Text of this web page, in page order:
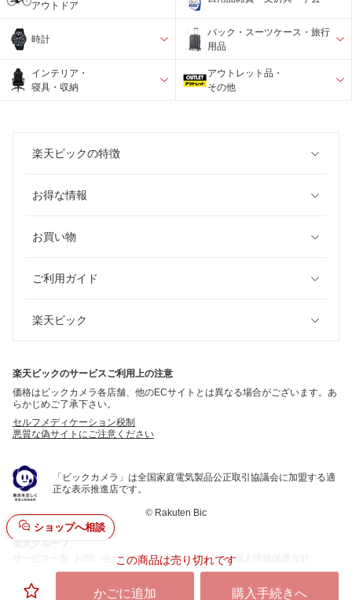
この商品は売り切れです
かごに追加 購入手続きへ
ショップへ相談
アウトドア
時計
バック・スーツケース・旅行
用品
インテリア・
寝具・収納
アウトレット品・
その他
楽天ビックの特徴
お得な情報
お買い物
ご利用ガイド
楽天ビック
楽天ビックのサービスご利用上の注意
価格はビックカメラ各店舗、他のECサイトとは異なる場合がございます。あ
らかじめご了承下さい。
セルフメディケーション税制
悪質な偽サイトにご注意ください
「ビックカメラ」は全国家庭電気製品公正取引協議会に加盟する適
正な表示推進店です。
© Rakuten Bic
楽天グループ
お問い合わせ一覧 サステナビリティ 個人情報保護方針